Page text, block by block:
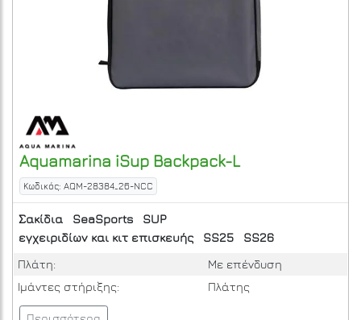
Aquamarina iSup Backpack-L
Κωδικός: AQM-28384_26-NCC
Σακίδια SeaSports
SUP
εγχειριδίων και κιτ επισκευής
SS25
SS26
Πλάτη:
Με επένδυση
Ιμάντες στήριξης:
Πλάτης